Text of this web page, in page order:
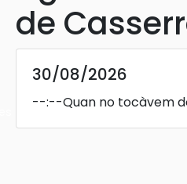
de
30/08/2026
--:--Quan no tocàvem